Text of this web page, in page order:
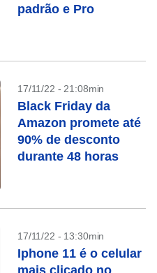
padrão e Pro
17/11/22 - 21:08min
Black Friday da
Amazon promete até
90% de desconto
durante 48 horas
17/11/22 - 13:30min
Iphone 11 é o celular
mais clicado no